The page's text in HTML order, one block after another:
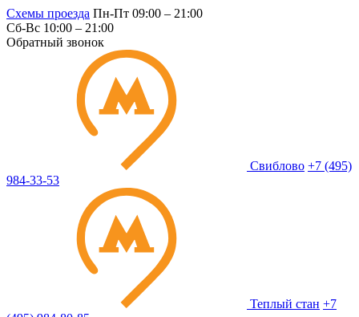
Схемы проезда Пн-Пт 09:00 – 21:00
Сб-Вс 10:00 – 21:00
Обратный звонок
Свиблово +7 (495)
984-33-53
Теплый стан +7